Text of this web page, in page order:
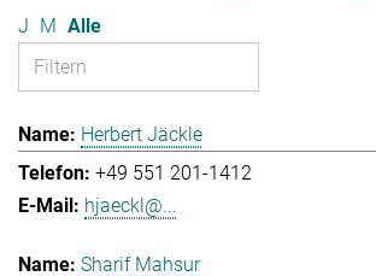
J M Alle
Herbert Jäckle
+49 551 201-1412
hjaeckl@...
Sharif Mahsur